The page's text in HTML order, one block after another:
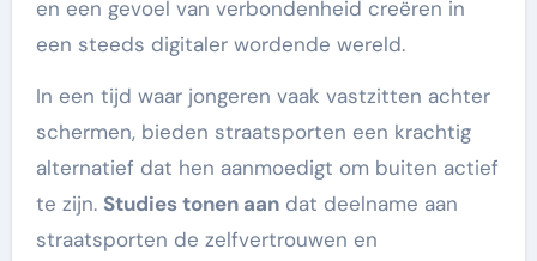
en een gevoel van verbondenheid creëren in
een steeds digitaler wordende wereld.
In een tijd waar jongeren vaak vastzitten achter
schermen, bieden straatsporten een krachtig
alternatief dat hen aanmoedigt om buiten actief
te zijn. Studies tonen aandat deelname aan
straatsporten de zelfvertrouwen en